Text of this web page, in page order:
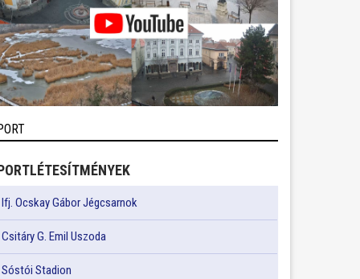
Ifj. Ocskay Gábor Jégcsarnok
Csitáry G. Emil Uszoda
Sóstói Stadion